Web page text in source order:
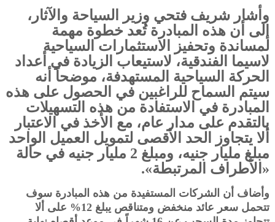
وأشار شريف فتحي وزير السياحة والآثار،
إلى أن هذه المبادرة تُعد خطوة مهمة
لمساندة وتحفيز الاستثمارات السياحية
لاسيما الفندقية، لاستيعاب الزيادة في أعداد
الحركة السياحية المستهدفة، موضحاً أنه
سيتم السماح للراغبين في الحصول على هذه
المبادرة في الاستفادة من هذه التسهيلات
بالتقدم على مدار عام، مع الأخذ في الاعتبار
ألا يتجاوز الحد الأقصى لتمويل العميل الواحد
مبلغ مليار جنيه، ومبلغ 2 مليار جنيه في حالة
«الأطراف المرتبطة».
وأضاف أن الشركات المستفيدة من هذه المبادرة سوف
تتحمل سعر عائد منخفض ومتناقص يبلغ 12% على ألا